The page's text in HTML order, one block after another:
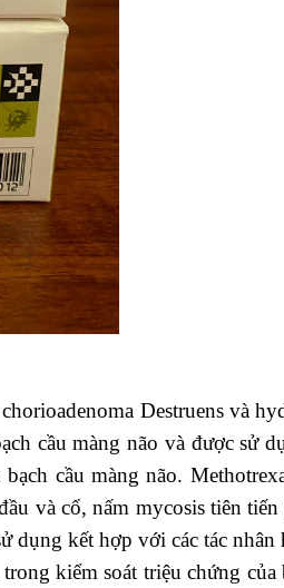
Destruens và
cầu màng não và được sử
cầu màng não.
và cổ, nấm mycosis tiên
dụng kết hợp với các tác
kiểm soát triệu chứng của